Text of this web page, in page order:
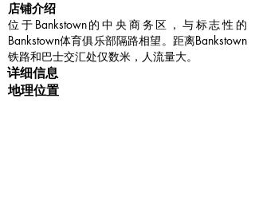
​店铺介绍
位于Bankstown的中央商务区，与标志性的
Bankstown体育俱乐部隔路相望。距离Bankstown
铁路和巴士交汇处仅数米，人流量大。
详细信息
地理位置